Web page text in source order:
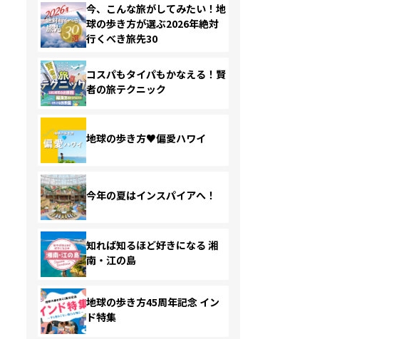
今、こんな旅がしてみたい！地
球の歩き方が選ぶ2026年絶対
行くべき旅先30
コスパもタイパもかなえる！賢
者の旅テクニック
地球の歩き方♥偏愛ハワイ
今年の夏はインスパイアへ！
知れば知るほど好きになる 湘
南・江の島
地球の歩き方45周年記念 イン
ド特集